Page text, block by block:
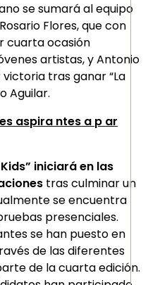
se sumará al equipo
Flores, que con
cuarta ocasión
artistas, y Antonio
tras ganar “La
Aguilar.
aspira ntes a p ar
iniciará en las
tras culminar un
se encuentra
presenciales.
se han puesto en
de las diferentes
de la cuarta edición.